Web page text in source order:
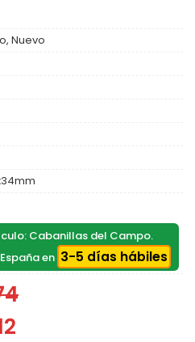
Nuevo
Cabanillas del Campo.
en 3-5 días hábiles